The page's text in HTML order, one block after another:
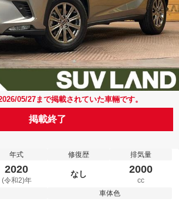
05/27まで掲載されていた車輛です。
掲載終了
年式
2020
(令和2)年
修復歴
なし
排気量
2000
cc
車体色